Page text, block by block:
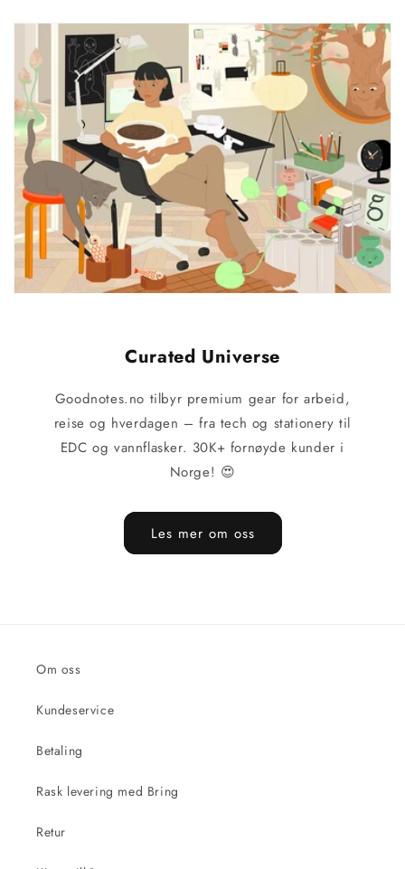
Curated Universe
Goodnotes.no tilbyr premium gear for arbeid,
reise og hverdagen – fra tech og stationery til
EDC og vannflasker. 30K+ fornøyde kunder i
Norge! 😍
Les mer om oss
Om oss
Kundeservice
Betaling
Rask levering med Bring
Retur